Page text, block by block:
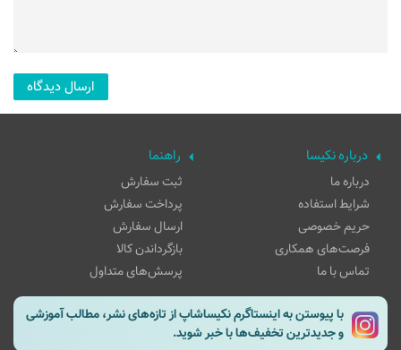
درباره نکیسا
درباره ما
شرایط استفاده
حریم خصوصی
فرصت‌های همکاری
تماس با ما
راهنما
ثبت سفارش
پرداخت سفارش
ارسال سفارش
بازگرداندن کالا
پرسش‌های متداول
با پیوستن به اینستاگرم نکیساشاپ از تازه‌های نشر، مطالب آموزشی
و جدیدترین تخفیف‌ها با خبر شوید.